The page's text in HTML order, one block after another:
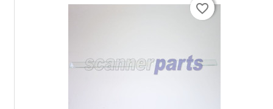
favorite_border
favorite_border